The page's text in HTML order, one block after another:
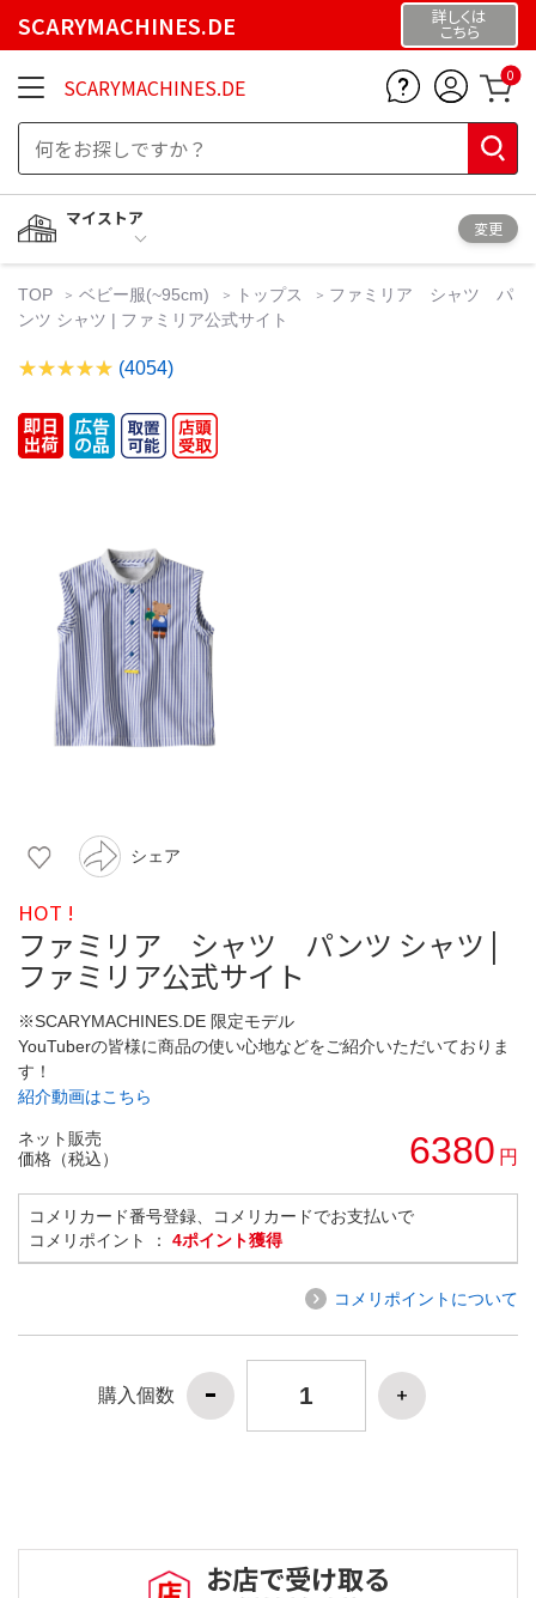
SCARYMACHINES.DE 詳しくは
こちら
SCARYMACHINES.DE 0
マイストア
変更
TOP ベビー服(~95cm) トップス
ファミリア シャツ パ
ンツ シャツ | ファミリア公式サイト
(4054)
シェア
HOT !
ファミリア シャツ パンツ シャツ |
ファミリア公式サイト
※SCARYMACHINES.DE 限定モデル
YouTuberの皆様に商品の使い心地などをご紹介いただいておりま
す！
紹介動画はこちら
ネット販売
価格（税込）
6380 円
コメリカード番号登録、コメリカードでお支払いで
コメリポイント ： 4ポイント獲得
コメリポイントについて
購入個数
お店で受け取る